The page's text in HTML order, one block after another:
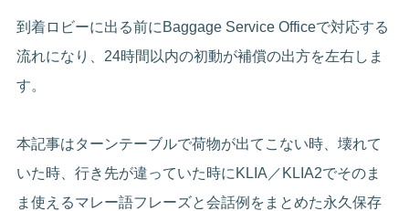
到着ロビーに出る前にBaggage Service Officeで対応する
流れになり、24時間以内の初動が補償の出方を左右しま
す。
本記事はターンテーブルで荷物が出てこない時、壊れて
いた時、行き先が違っていた時にKLIA／KLIA2でそのま
ま使えるマレー語フレーズと会話例をまとめた永久保存